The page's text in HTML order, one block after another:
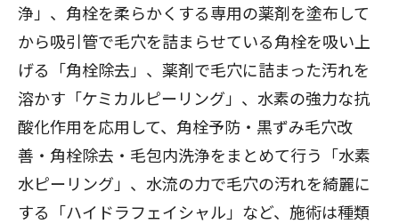
浄」、角栓を柔らかくする専用の薬剤を塗布して
から吸引管で毛穴を詰まらせている角栓を吸い上
げる「角栓除去」、薬剤で毛穴に詰まった汚れを
溶かす「ケミカルピーリング」、水素の強力な抗
酸化作用を応用して、角栓予防・黒ずみ毛穴改
善・角栓除去・毛包内洗浄をまとめて行う「水素
水ピーリング」、水流の力で毛穴の汚れを綺麗に
する「ハイドラフェイシャル」など、施術は種類